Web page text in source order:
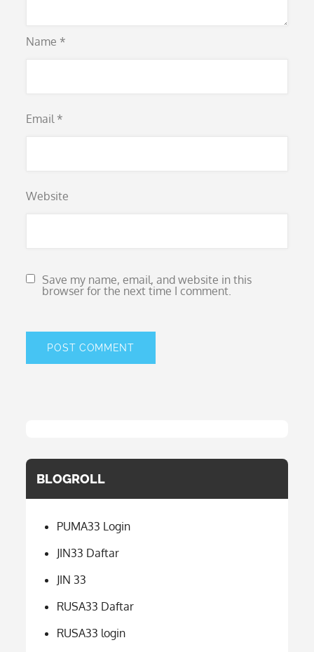
Name *
Email *
Website
Save my name, email, and website in this
browser for the next time I comment.
BLOGROLL
PUMA33 Login
JIN33 Daftar
JIN 33
RUSA33 Daftar
RUSA33 login